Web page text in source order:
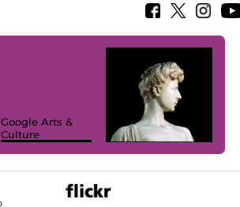
Google Arts &
Culture